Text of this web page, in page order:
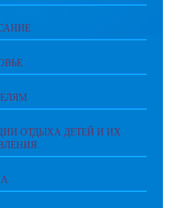
ОТДЫХА ДЕТЕЙ И ИХ